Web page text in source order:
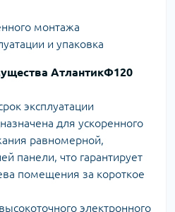
монтажа
и упаковка
АтлантикФ120
эксплуатации
для ускоренного
равномерной,
панели, что гарантирует
помещения за короткое
электронного